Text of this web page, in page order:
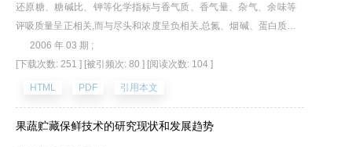
还原糖、糖碱比、钾等化学指标与香气质、香气量、杂气、余味等
评吸质量呈正相关,而与尽头和浓度呈负相关.总氮、烟碱、蛋白质等
化学指标与香气质、香气量、杂气、刺激性和余味等评吸质量呈显
著负相关,而与尽头和浓度呈正相关.通过这次分析能够为卷烟产品的
配方设计提供理论依据.
2006 年 03 期 ;
[下载次数: 251 ] [被引频次: 80 ] [阅读次数: 104 ]
HTML PDF 引用本文
果蔬贮藏保鲜技术的研究现状和发展趋势